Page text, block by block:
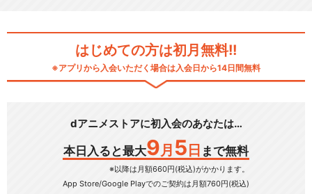
はじめての方は初月無料!!
※アプリから入会いただく場合は入会日から14日間無料
dアニメストアに初入会のあなたは…
本日入ると最大9 月 5 日 まで無料
※以降は月額660円(税込)がかかります。
App Store/Google Playでのご契約は月額760円(税込)